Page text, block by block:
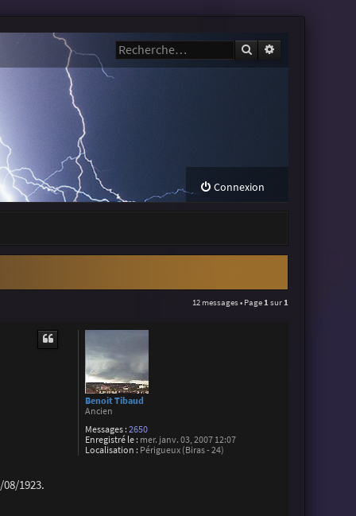
Rechercher
Connexion
12 messages • Page 1 sur 1
Benoit Tibaud
Ancien
Messages : 2650
Enregistré le : mer. janv. 03, 2007 12:07
Localisation : Périgueux (Biras - 24)
1923.